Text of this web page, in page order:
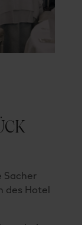
Sacher
des Hotel